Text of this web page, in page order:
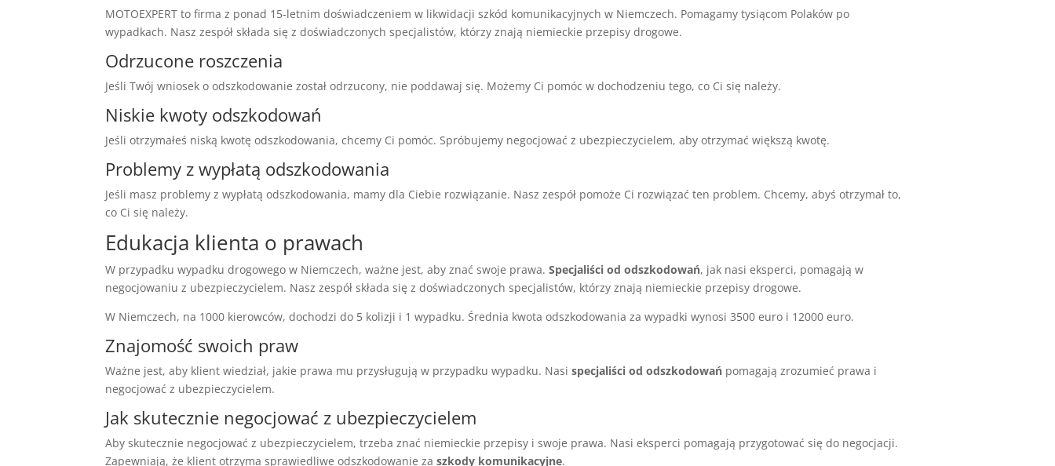
MOTOEXPERT to firma z ponad 15-letnim doświadczeniem w likwidacji szkód komunikacyjnych w Niemczech. Pomagamy tysiącom Polaków po
wypadkach. Nasz zespół składa się z doświadczonych specjalistów, którzy znają niemieckie przepisy drogowe.
Odrzucone roszczenia
Jeśli Twój wniosek o odszkodowanie został odrzucony, nie poddawaj się. Możemy Ci pomóc w dochodzeniu tego, co Ci się należy.
Niskie kwoty odszkodowań
Jeśli otrzymałeś niską kwotę odszkodowania, chcemy Ci pomóc. Spróbujemy negocjować z ubezpieczycielem, aby otrzymać większą kwotę.
Problemy z wypłatą odszkodowania
Jeśli masz problemy z wypłatą odszkodowania, mamy dla Ciebie rozwiązanie. Nasz zespół pomoże Ci rozwiązać ten problem. Chcemy, abyś otrzymał to,
co Ci się należy.
Edukacja klienta o prawach
W przypadku wypadku drogowego w Niemczech, ważne jest, aby znać swoje prawa.Specjaliści od odszkodowań, jak nasi eksperci, pomagają w
negocjowaniu z ubezpieczycielem. Nasz zespół składa się z doświadczonych specjalistów, którzy znają niemieckie przepisy drogowe.
W Niemczech, na 1000 kierowców, dochodzi do 5 kolizji i 1 wypadku. Średnia kwota odszkodowania za wypadki wynosi 3500 euro i 12000 euro.
Znajomość swoich praw
Ważne jest, aby klient wiedział, jakie prawa mu przysługują w przypadku wypadku. Nasispecjaliści od odszkodowań pomagają zrozumieć prawa i
negocjować z ubezpieczycielem.
Jak skutecznie negocjować z ubezpieczycielem
Aby skutecznie negocjować z ubezpieczycielem, trzeba znać niemieckie przepisy i swoje prawa. Nasi eksperci pomagają przygotować się do negocjacji.
Zapewniają, że klient otrzyma sprawiedliwe odszkodowanie zaszkody komunikacyjne.